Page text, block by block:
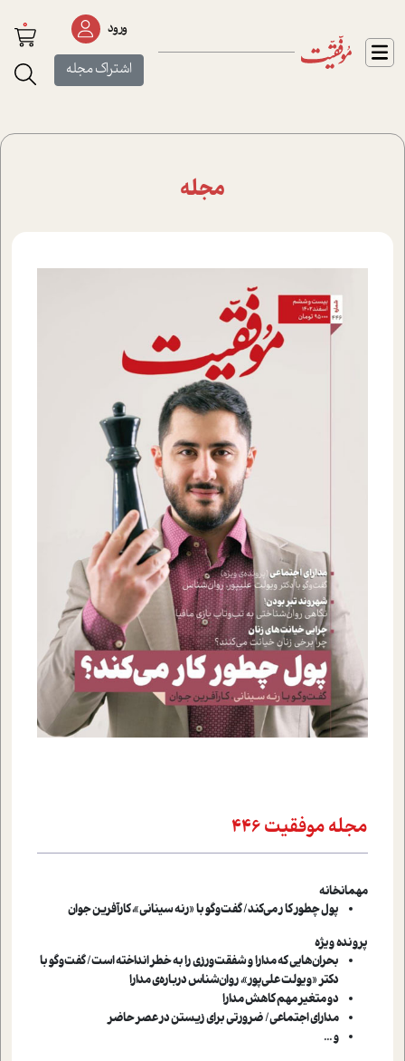
ورود
اشتراک مجله
0
مجله
مجله موفقیت 446
مهمانخانه
پول چطور کا ر می‌کند/ گفت‌وگو با «رنه سینانی»، کارآفرین جوان
پرونده ویژه
بحران‌هایی که مدارا و شفقت‌ورزی را به خطر انداخته است/ گفت‌وگو با
دکتر «ویولت علی‌پور»، روان‌شناس درباره‌ی مدارا
دو متغیر مهم کاهش مدارا
مدارای اجتماعی/ ضرورتی برای زیستن در عصر حاضر
و ...